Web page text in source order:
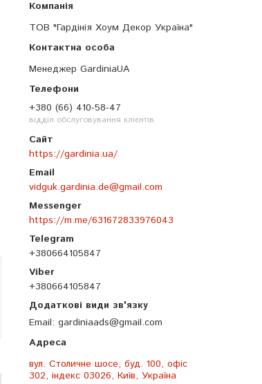
ТОВ "Гардінія Хоум Декор Україна"
Менеджер GardiniaUA
+380 (66) 410-58-47
відділ обслуговування клієнтів
https://gardinia.ua/
vidguk.gardinia.de@gmail.com
https://m.me/631672833976043
+380664105847
+380664105847
Email gardiniaads@gmail.com
вул. Столичне шосе, буд. 100, офіс
302, індекс 03026, Київ, Україна